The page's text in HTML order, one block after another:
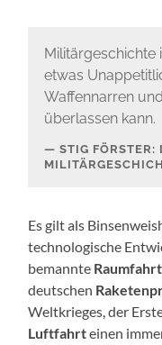
Militärgeschichte
etwas
Waffennarren
überlassen kann.
STIG FÖRSTER:
Es gilt als
technologische
bemannte
deutschen
Weltkrieges, der
Luftfahrteinen